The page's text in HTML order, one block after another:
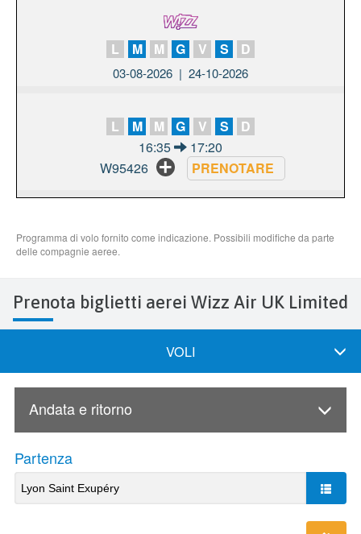
Prenota biglietti aerei Wizz Air UK Limited